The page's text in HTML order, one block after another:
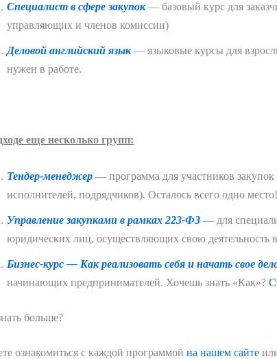
Специалист в сфере закупок— базовый курс для
управляющих и членов комиссии)
Деловой английский язык— языковые курсы для
нужен в работе.
еще несколько групп:
Тендер-менеджер — программа для участников
исполнителей, подрядчиков). Осталось всего одно место!
Управление закупками в рамках 223-ФЗ — для
юридических лиц, осуществляющих свою деятельность
Бизнес-курс — Как реализовать себя и начать свое
начинающих предпринимателей. Хочешь знать «Как»?
больше?
ознакомиться с каждой программой на нашем сайте